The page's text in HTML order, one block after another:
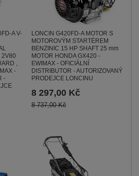
A V-
2V80
,
-
-
LONCIN G420FD-A MOTOR S
MOTOROVÝM STARTÉREM
BENZINIC 15 HP SHAFT 25 mm
MOTOR HONDA GX420 -
EWIMAX - OFICIÁLNÍ
DISTRIBUTOR - AUTORIZOVANÝ
PRODEJCE LONCINU
8 297,00 Kč
8 737,00 Kč